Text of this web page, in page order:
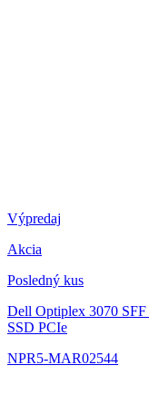
Výpredaj
Akcia
Posledný kus
Dell Optiplex 3070 SFF
SSD PCIe
NPR5-MAR02544